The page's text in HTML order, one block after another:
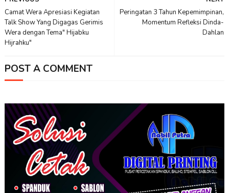
Peringatan 3 Tahun Kepemimpinan,
Momentum Refleksi Dinda-
Dahlan
Camat Wera Apresiasi Kegiatan
Talk Show Yang Digagas Gerimis
Wera dengan Tema" Hijabku
Hijrahku"
POST A COMMENT